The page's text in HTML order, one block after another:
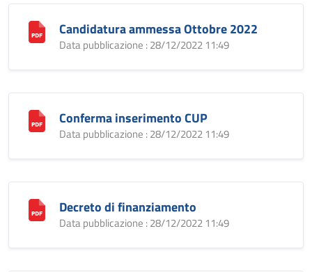
Candidatura ammessa Ottobre 2022
Data pubblicazione : 28/12/2022 11:49
Conferma inserimento CUP
Data pubblicazione : 28/12/2022 11:49
Decreto di finanziamento
Data pubblicazione : 28/12/2022 11:49